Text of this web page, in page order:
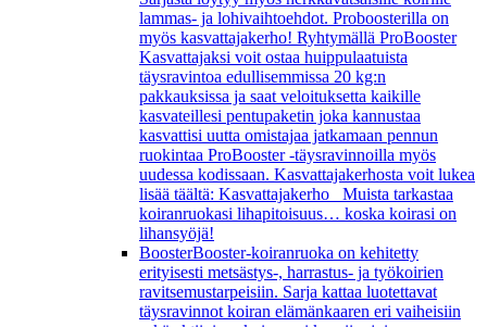
lammas- ja lohivaihtoehdot. Proboosterilla on
myös kasvattajakerho! Ryhtymällä ProBooster
Kasvattajaksi voit ostaa huippulaatuista
täysravintoa edullisemmissa 20 kg:n
pakkauksissa ja saat veloituksetta kaikille
kasvateillesi pentupaketin joka kannustaa
kasvattisi uutta omistajaa jatkamaan pennun
ruokintaa ProBooster -täysravinnoilla myös
uudessa kodissaan. Kasvattajakerhosta voit lukea
lisää täältä: Kasvattajakerho Muista tarkastaa
koiranruokasi lihapitoisuus… koska koirasi on
lihansyöjä!
BoosterBooster-koiranruoka on kehitetty
erityisesti metsästys-, harrastus- ja työkoirien
ravitsemustarpeisiin. Sarja kattaa luotettavat
täysravinnot koiran elämänkaaren eri vaiheisiin